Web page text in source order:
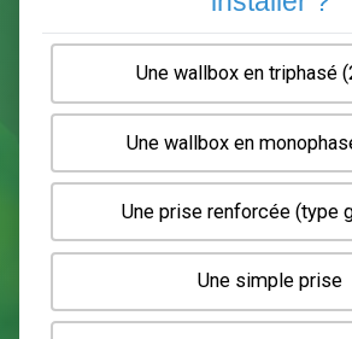
2 3
Quel type de
Une wallbox en
Une wallbox en